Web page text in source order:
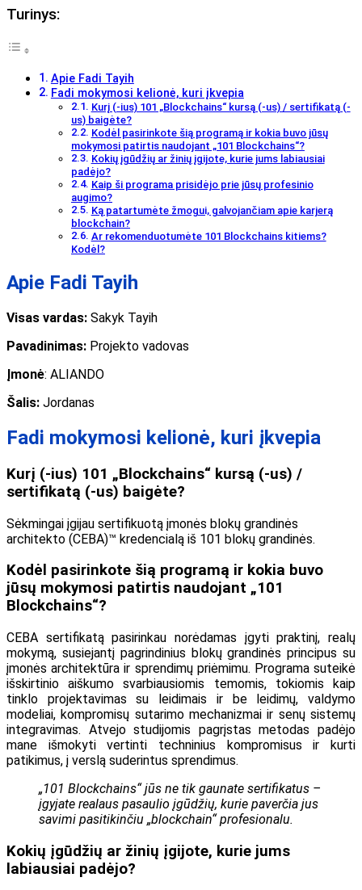
Turinys:
Apie Fadi Tayih
Fadi mokymosi kelionė, kuri įkvepia
Kurį (-ius) 101 „Blockchains“ kursą (-us) / sertifikatą (-
us) baigėte?
Kodėl pasirinkote šią programą ir kokia buvo jūsų
mokymosi patirtis naudojant „101 Blockchains“?
Kokių įgūdžių ar žinių įgijote, kurie jums labiausiai
padėjo?
Kaip ši programa prisidėjo prie jūsų profesinio
augimo?
Ką patartumėte žmogui, galvojančiam apie karjerą
blockchain?
Ar rekomenduotumėte 101 Blockchains kitiems?
Kodėl?
Apie Fadi Tayih
Visas vardas: Sakyk Tayih
Pavadinimas: Projekto vadovas
Įmonė: ALIANDO
Šalis: Jordanas
Fadi mokymosi kelionė, kuri įkvepia
Kurį (-ius) 101 „Blockchains“ kursą (-us) /
sertifikatą (-us) baigėte?
Sėkmingai įgijau sertifikuotą įmonės blokų grandinės
architekto (CEBA)™ kredencialą iš 101 blokų grandinės.
Kodėl pasirinkote šią programą ir kokia buvo
jūsų mokymosi patirtis naudojant „101
Blockchains“?
CEBA sertifikatą pasirinkau norėdamas įgyti praktinį, realų
mokymą, susiejantį pagrindinius blokų grandinės principus su
įmonės architektūra ir sprendimų priėmimu. Programa suteikė
išskirtinio aiškumo svarbiausiomis temomis, tokiomis kaip
tinklo projektavimas su leidimais ir be leidimų, valdymo
modeliai, kompromisų sutarimo mechanizmai ir senų sistemų
integravimas. Atvejo studijomis pagrįstas metodas padėjo
mane išmokyti vertinti techninius kompromisus ir kurti
patikimus, į verslą suderintus sprendimus.
„101 Blockchains“ jūs ne tik gaunate sertifikatus –
įgyjate realaus pasaulio įgūdžių, kurie paverčia jus
savimi pasitikinčiu „blockchain“ profesionalu.
Kokių įgūdžių ar žinių įgijote, kurie jums
labiausiai padėjo?